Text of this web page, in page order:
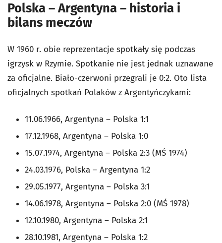
Polska – Argentyna – historia i
bilans meczów
W 1960 r. obie reprezentacje spotkały się podczas
igrzysk w Rzymie. Spotkanie nie jest jednak uznawane
za oficjalne. Biało-czerwoni przegrali je 0:2. Oto lista
oficjalnych spotkań Polaków z Argentyńczykami:
11.06.1966, Argentyna – Polska 1:1
17.12.1968, Argentyna – Polska 1:0
15.07.1974, Argentyna – Polska 2:3 (MŚ 1974)
24.03.1976, Polska – Argentyna 1:2
29.05.1977, Argentyna – Polska 3:1
14.06.1978, Argentyna – Polska 2:0 (MŚ 1978)
12.10.1980, Argentyna – Polska 2:1
28.10.1981, Argentyna – Polska 1:2